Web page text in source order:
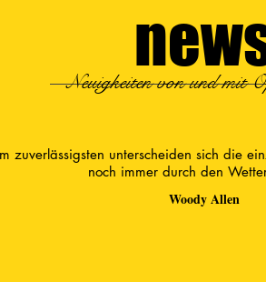
Neuigkeiten von und mit
zuverlässigsten unterscheiden sich die
noch immer durch den
Woody Allen